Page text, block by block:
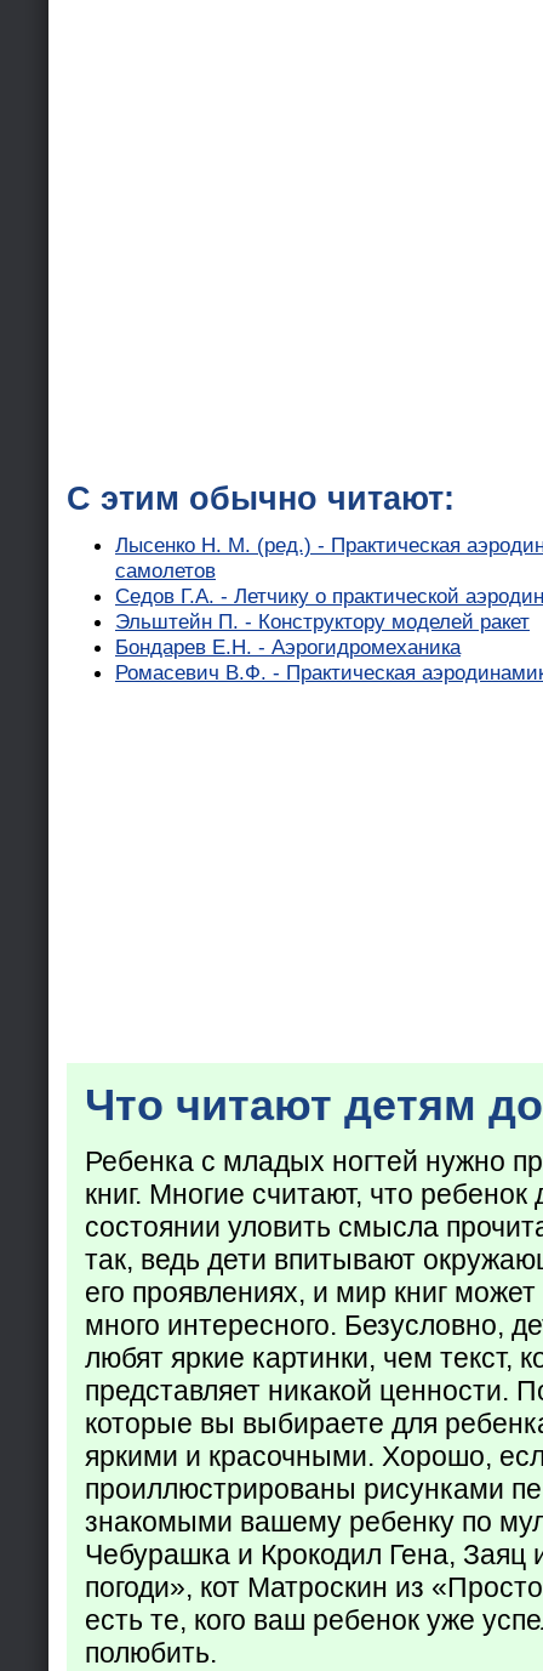
С этим обычно читают:
Лысенко Н. М. (ред.) - Практическая
самолетов
Седов Г.А. - Летчику о практической
Эльштейн П. - Конструктору моделей ракет
Бондарев Е.Н. - Аэрогидромеханика
Ромасевич В.Ф. - Практическая
Что читают детям
Ребенка с младых ногтей нужно
книг. Многие считают, что ребенок
состоянии уловить смысла
так, ведь дети впитывают
его проявлениях, и мир книг
много интересного. Безусловно,
любят яркие картинки, чем текст,
представляет никакой ценности.
которые вы выбираете для
яркими и красочными. Хорошо,
проиллюстрированы рисунками
знакомыми вашему ребенку по
Чебурашка и Крокодил Гена, Заяц
погоди», кот Матроскин из
есть те, кого ваш ребенок уже
полюбить.